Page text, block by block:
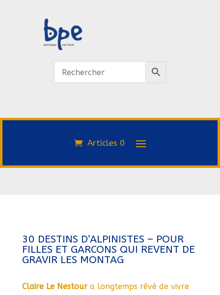
Articles 0
30 DESTINS D’ALPINISTES – POUR
FILLES ET GARCONS QUI REVENT DE
GRAVIR LES MONTAG
Claire Le Nestour a longtemps rêvé de vivre